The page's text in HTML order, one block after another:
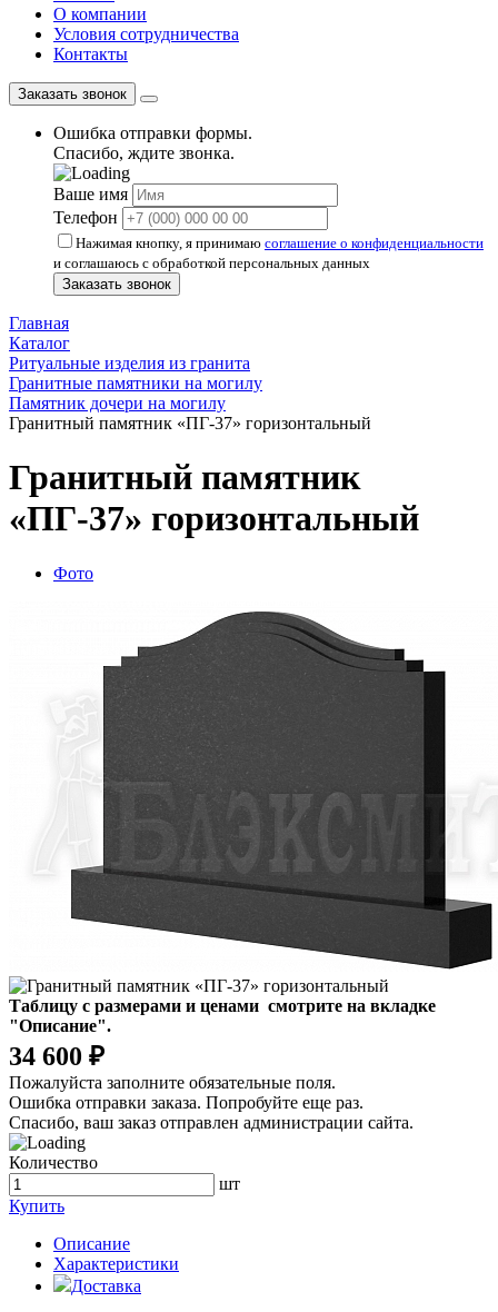
О компании
Условия сотрудничества
Контакты
Заказать звонок
Ошибка отправки формы.
Спасибо, ждите звонка.
Ваше имя
Телефон
Нажимая кнопку, я принимаю соглашение о конфиденциальности
и соглашаюсь с обработкой персональных данных
Заказать звонок
Главная
Каталог
Ритуальные изделия из гранита
Гранитные памятники на могилу
Памятник дочери на могилу
Гранитный памятник «ПГ-37» горизонтальный
Гранитный памятник
«ПГ-37» горизонтальный
Фото
Таблицу с размерами и ценами смотрите на вкладке
"Описание".
34 600 ₽
Пожалуйста заполните обязательные поля.
Ошибка отправки заказа. Попробуйте еще раз.
Спасибо, ваш заказ отправлен администрации сайта.
Количество
шт
Купить
Описание
Характеристики
Доставка